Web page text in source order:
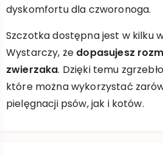
dyskomfortu dla czworonoga.
Szczotka dostępna jest w kilku
Wystarczy, że dopasujesz
zwierzaka. Dzięki temu
które można wykorzystać
pielęgnacji psów, jak i kotów.